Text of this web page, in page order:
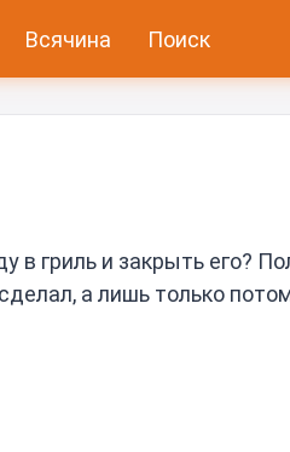
Всячина Поиск
гриль и закрыть его?
а лишь только